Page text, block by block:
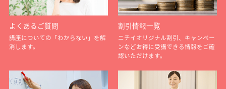
よくあるご質問
講座についての「わからない」を解
消します。
割引情報一覧
ニチイオリジナル割引、キャンペー
ンなどお得に受講できる情報をご確
認いただけます。